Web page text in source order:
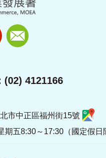
(02) 4121166
市中正區福州街15號
期五8:30～17:30（國定假日